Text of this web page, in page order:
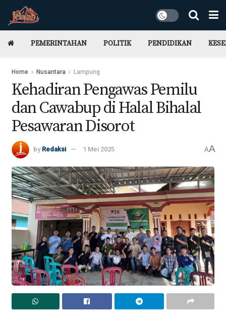
PEMERINTAHAN POLITIK PENDIDIKAN
Home Nusantara Lampung
Kehadiran Pengawas Pemilu
dan Cawabup di Halal Bihalal
Pesawaran Disorot
by Redaksi 1 Mei 2025 AA